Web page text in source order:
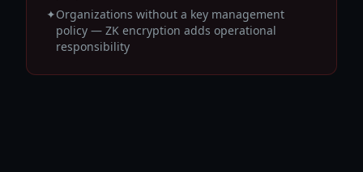
✦Organizations without a key management
policy — ZK encryption adds operational
responsibility